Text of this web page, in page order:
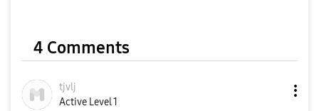
4 Comments
tjvlj
Active Level 1